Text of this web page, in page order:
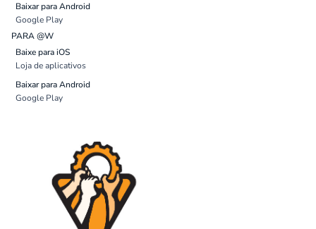
Baixar para Android
Google Play
PARA @W
Baixe para iOS
Loja de aplicativos
Baixar para Android
Google Play